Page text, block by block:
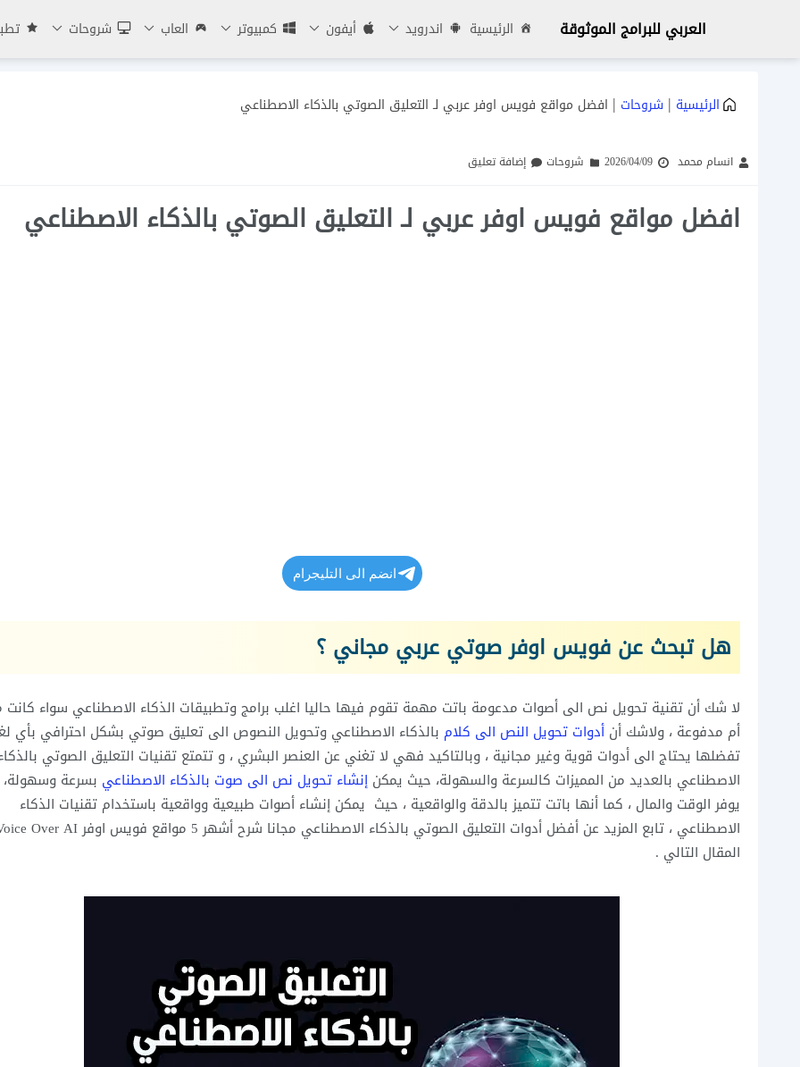
العربي للبرامج الموثوقة الرئيسية اندرويد أيفون كمبيوتر العاب شروحات
الرئيسية | شروحات | افضل مواقع فويس اوفر عربي لـ التعليق الصوتي بالذكاء الاصطناعي
انسام محمد 2026/04/09 شروحات إضافة تعليق
افضل مواقع فويس اوفر عربي لـ التعليق الصوتي بالذكاء الاصطناعي
انضم الى التليجرام
هل تبحث عن فويس اوفر صوتي عربي مجاني ؟
لا شك أن تقنية تحويل نص الى أصوات مدعومة باتت مهمة تقوم فيها حاليا اغلب برامج وتطبيقات الذكاء الاصطناعي سواء كانت
أم مدفوعة ، ولاشك أن أدوات تحويل النص الى كلام بالذكاء الاصطناعي وتحويل النصوص الى تعليق صوتي بشكل احترافي بأي
تفضلها يحتاج الى أدوات قوية وغير مجانية ، وبالتاكيد فهي لا تغني عن العنصر البشري ، و تتمتع تقنيات التعليق الصوتي
الاصطناعي بالعديد من المميزات كالسرعة والسهولة، حيث يمكن إنشاء تحويل نص الى صوت بالذكاء الاصطناعي بسرعة وسهولة،
يوفر الوقت والمال ، كما أنها باتت تتميز بالدقة والواقعية ، حيث يمكن إنشاء أصوات طبيعية وواقعية باستخدام تقنيات الذكاء
المقال التالي .